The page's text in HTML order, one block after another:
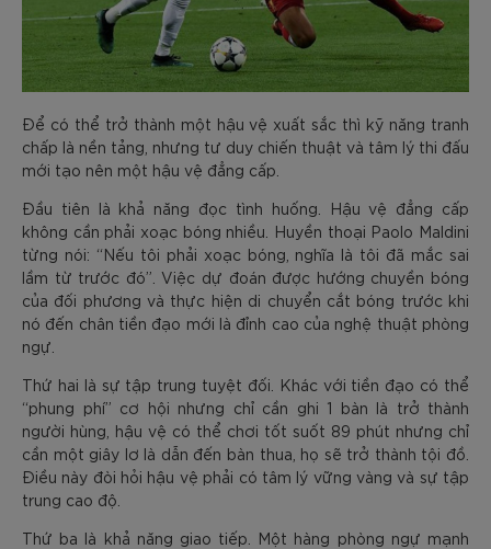
Để có thể trở thành một hậu vệ xuất sắc thì kỹ năng tranh
chấp là nền tảng, nhưng tư duy chiến thuật và tâm lý thi đấu
mới tạo nên một hậu vệ đẳng cấp.
Đầu tiên là khả năng đọc tình huống. Hậu vệ đẳng cấp
không cần phải xoạc bóng nhiều. Huyền thoại Paolo Maldini
từng nói: “Nếu tôi phải xoạc bóng, nghĩa là tôi đã mắc sai
lầm từ trước đó”. Việc dự đoán được hướng chuyền bóng
của đối phương và thực hiện di chuyển cắt bóng trước khi
nó đến chân tiền đạo mới là đỉnh cao của nghệ thuật phòng
ngự.
Thứ hai là sự tập trung tuyệt đối. Khác với tiền đạo có thể
“phung phí” cơ hội nhưng chỉ cần ghi 1 bàn là trở thành
người hùng, hậu vệ có thể chơi tốt suốt 89 phút nhưng chỉ
cần một giây lơ là dẫn đến bàn thua, họ sẽ trở thành tội đồ.
Điều này đòi hỏi hậu vệ phải có tâm lý vững vàng và sự tập
trung cao độ.
Thứ ba là khả năng giao tiếp. Một hàng phòng ngự mạnh